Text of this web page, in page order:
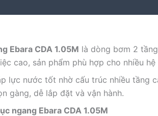
Ebara CDA 1.05M là dòng bơm 2
cao, sản phẩm phù hợp cho nhiều
lực nước tốt nhờ cấu trúc nhiều tầng
gàng, dễ lắp đặt và vận hành.
ngang Ebara CDA 1.05M